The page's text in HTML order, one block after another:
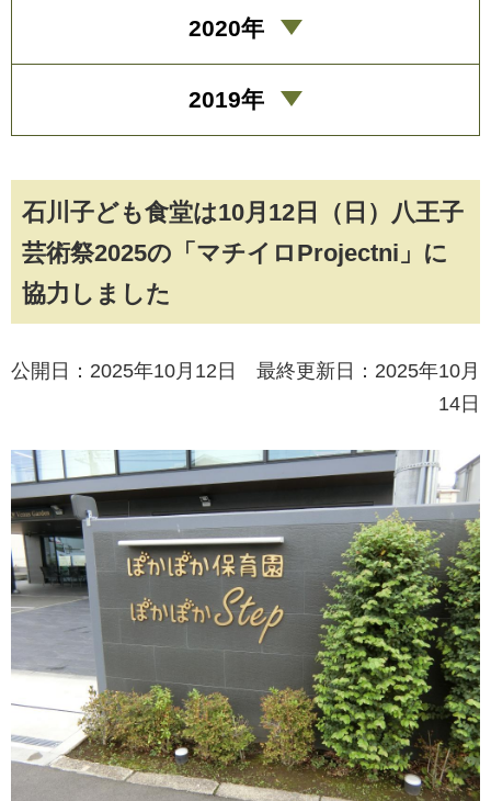
石川子ども食堂は10月12日（日）八王子
芸術祭2025の「マチイロProjectni」に
協力しました
公開日：2025年10月12日 最終更新日：2025年10月
14日
2020年
2019年